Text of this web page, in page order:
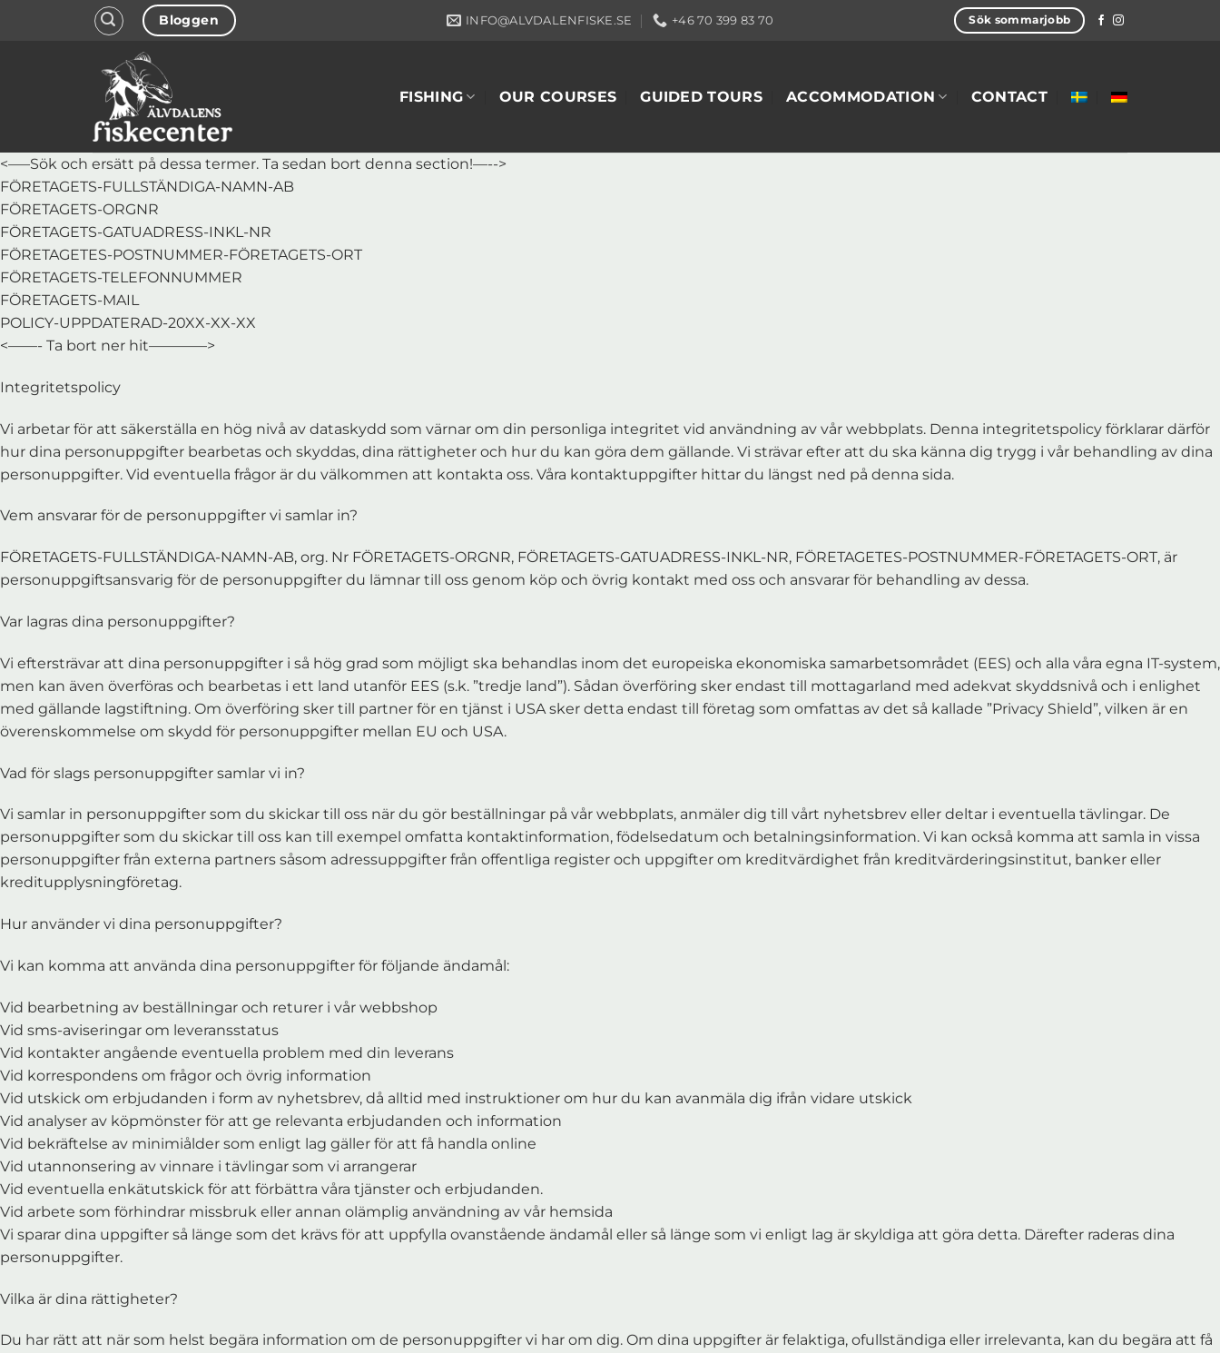
Bloggen INFO@ALVDALENFISKE.SE +46 70 399 83 70 Sök sommarjobb
FISHING OUR COURSES GUIDED TOURS ACCOMMODATION CONTACT
<—–Sök och ersätt på dessa termer. Ta sedan bort denna section!—-->
FÖRETAGETS-FULLSTÄNDIGA-NAMN-AB
FÖRETAGETS-ORGNR
FÖRETAGETS-GATUADRESS-INKL-NR
FÖRETAGETES-POSTNUMMER-FÖRETAGETS-ORT
FÖRETAGETS-TELEFONNUMMER
FÖRETAGETS-MAIL
POLICY-UPPDATERAD-20XX-XX-XX
<——- Ta bort ner hit————>
Integritetspolicy
Vi arbetar för att säkerställa en hög nivå av dataskydd som värnar om din personliga integritet vid användning av vår webbplats. Denna integritetspolicy förklarar därför
hur dina personuppgifter bearbetas och skyddas, dina rättigheter och hur du kan göra dem gällande. Vi strävar efter att du ska känna dig trygg i vår behandling av dina
personuppgifter. Vid eventuella frågor är du välkommen att kontakta oss. Våra kontaktuppgifter hittar du längst ned på denna sida.
Vem ansvarar för de personuppgifter vi samlar in?
FÖRETAGETS-FULLSTÄNDIGA-NAMN-AB, org. Nr FÖRETAGETS-ORGNR, FÖRETAGETS-GATUADRESS-INKL-NR, FÖRETAGETES-POSTNUMMER-FÖRETAGETS-ORT, är
personuppgiftsansvarig för de personuppgifter du lämnar till oss genom köp och övrig kontakt med oss och ansvarar för behandling av dessa.
Var lagras dina personuppgifter?
Vi eftersträvar att dina personuppgifter i så hög grad som möjligt ska behandlas inom det europeiska ekonomiska samarbetsområdet (EES) och alla våra egna IT-system,
men kan även överföras och bearbetas i ett land utanför EES (s.k. ”tredje land”). Sådan överföring sker endast till mottagarland med adekvat skyddsnivå och i enlighet
med gällande lagstiftning. Om överföring sker till partner för en tjänst i USA sker detta endast till företag som omfattas av det så kallade ”Privacy Shield”, vilken är en
överenskommelse om skydd för personuppgifter mellan EU och USA.
Vad för slags personuppgifter samlar vi in?
Vi samlar in personuppgifter som du skickar till oss när du gör beställningar på vår webbplats, anmäler dig till vårt nyhetsbrev eller deltar i eventuella tävlingar. De
personuppgifter som du skickar till oss kan till exempel omfatta kontaktinformation, födelsedatum och betalningsinformation. Vi kan också komma att samla in vissa
personuppgifter från externa partners såsom adressuppgifter från offentliga register och uppgifter om kreditvärdighet från kreditvärderingsinstitut, banker eller
kreditupplysningföretag.
Hur använder vi dina personuppgifter?
Vi kan komma att använda dina personuppgifter för följande ändamål:
Vid bearbetning av beställningar och returer i vår webbshop
Vid sms-aviseringar om leveransstatus
Vid kontakter angående eventuella problem med din leverans
Vid korrespondens om frågor och övrig information
Vid utskick om erbjudanden i form av nyhetsbrev, då alltid med instruktioner om hur du kan avanmäla dig ifrån vidare utskick
Vid analyser av köpmönster för att ge relevanta erbjudanden och information
Vid bekräftelse av minimiålder som enligt lag gäller för att få handla online
Vid utannonsering av vinnare i tävlingar som vi arrangerar
Vid eventuella enkätutskick för att förbättra våra tjänster och erbjudanden.
Vid arbete som förhindrar missbruk eller annan olämplig användning av vår hemsida
Vi sparar dina uppgifter så länge som det krävs för att uppfylla ovanstående ändamål eller så länge som vi enligt lag är skyldiga att göra detta. Därefter raderas dina
personuppgifter.
Vilka är dina rättigheter?
Du har rätt att när som helst begära information om de personuppgifter vi har om dig. Om dina uppgifter är felaktiga, ofullständiga eller irrelevanta, kan du begära att få